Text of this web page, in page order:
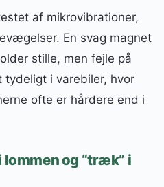
af mikrovibrationer,
En svag magnet
stille, men fejle på
i varebiler, hvor
ofte er hårdere end i
og “træk” i